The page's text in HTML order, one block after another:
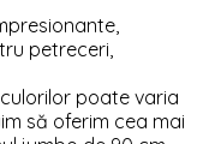
petreceri,
poate varia
să oferim cea mai